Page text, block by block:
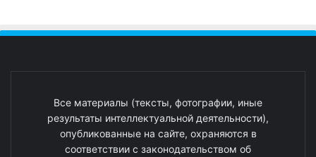
Все материалы (тексты, фотографии, иные
результаты интеллектуальной деятельности),
опубликованные на сайте, охраняются в
соответствии с законодательством об